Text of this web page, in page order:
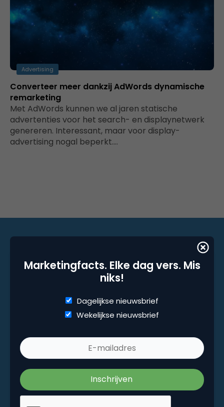
Advertising
Converteer meer dankzij AdWords dynamische
remarketing
Met AdWords kunnen we al jaren statische
advertenties voor het search- en displaynetwerk
genereren. Interessant, maar voor display-
advertising nogal beperkt.…
Marketingfacts. Elke dag vers. Mis
niks!
Dagelijkse nieuwsbrief
Wekelijkse nieuwsbrief
Marketingfacts. Elke dag vers. Mis niks!
Wekelijkse nieuwsbrief